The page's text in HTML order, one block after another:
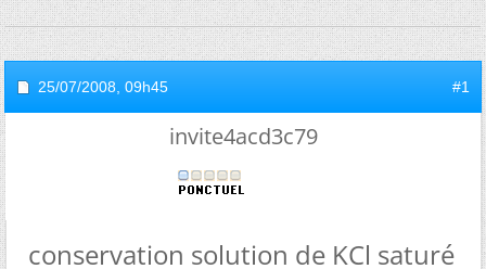
25/07/2008, 09h45 #1
invite4acd3c79
conservation solution de KCl saturé